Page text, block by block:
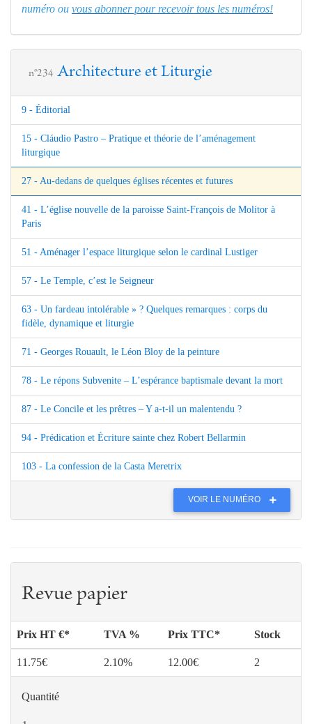
numéro ou vous abonner pour recevoir tous les numéros!
n°234 Architecture et Liturgie
9 - Éditorial
15 - Cláudio Pastro – Pratique et théorie de l’aménagement
liturgique
27 - Au-dedans de quelques églises récentes et futures
41 - L’église nouvelle de la paroisse Saint-François de Molitor à
Paris
51 - Aménager l’espace liturgique selon le cardinal Lustiger
57 - Le Temple, c’est le Seigneur
63 - Un fardeau intolérable » ? Quelques remarques : corps du
fidèle, dynamique et liturgie
71 - Georges Rouault, le Léon Bloy de la peinture
78 - Le répons Subvenite – L’espérance baptismale devant la mort
87 - Le Concile et les prêtres – Y a-t-il un malentendu ?
94 - Prédication et Écriture sainte chez Robert Bellarmin
103 - La confession de la Casta Meretrix
VOIR LE NUMÉRO
Revue papier
Prix HT €* TVA % Prix TTC* Stock
11.75€ 2.10% 12.00€ 2
Quantité